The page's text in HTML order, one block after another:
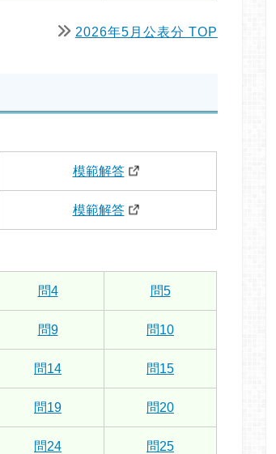
2026年5月公表分 TOP
模範解答
模範解答
問4 問5
問9 問10
問14 問15
問19 問20
問24 問25